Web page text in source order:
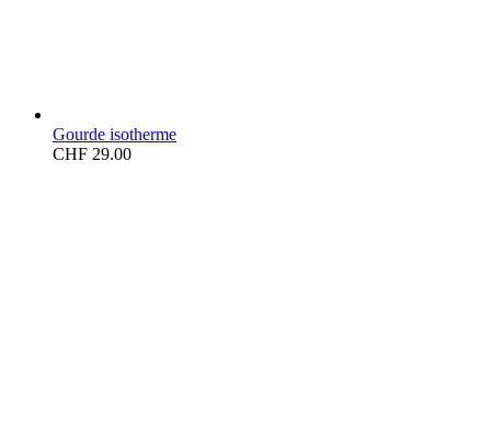
Gourde isotherme
CHF 29.00